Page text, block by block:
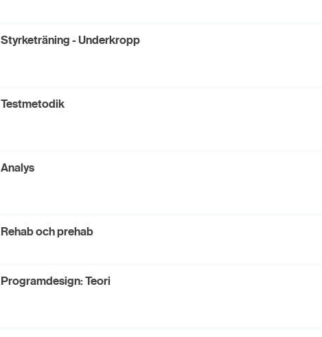
Styrketräning - Underkropp
Testmetodik
Analys
Rehab och prehab
Programdesign: Teori